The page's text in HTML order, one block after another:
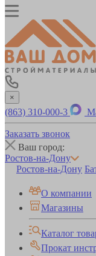
×
(863) 310-000-3
Заказать звонок
Ваш город:
Ростов-на-Дону
Ростов-на-Дону
О компании
Магазины
Каталог
Прокат